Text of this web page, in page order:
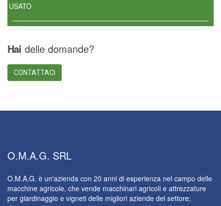
USATO
Hai delle domande?
CONTATTACI
O.M.A.G. SRL
O.M.A.G. è un'azienda con 20 anni di esperienza nel campo delle
macchine agricole, che vende macchinari agricoli e attrezzature
per giardinaggio e vigneti delle migliori aziende del settore;